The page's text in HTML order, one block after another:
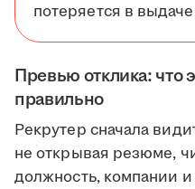
потеряется в
Превью отклика: что
правильно
Рекрутер сначала
не открывая резюме,
должность, компании